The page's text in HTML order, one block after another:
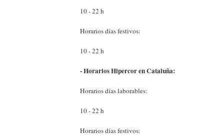
10 - 22 h
Horarios días festivos:
10 - 22 h
- Horarios Hipercor en Cataluña:
Horarios días laborables:
10 - 22 h
Horarios días festivos: